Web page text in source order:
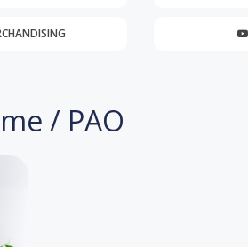
/ PAO